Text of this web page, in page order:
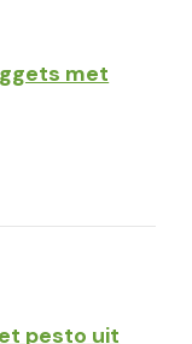
met
pesto uit